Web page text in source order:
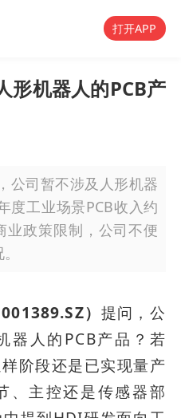
打开APP
形机器人的PCB产
公司暂不涉及人形机器
度工业场景PCB收入约
业政策限制，公司不便
） 提问，公
器人的PCB产品？若
阶段还是已实现量产
、主控还是传感器部